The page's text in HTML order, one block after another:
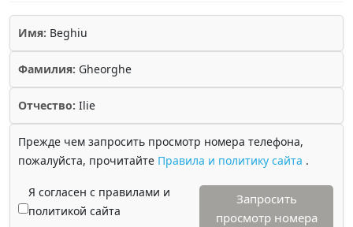
Имя: Beghiu
Фамилия: Gheorghe
Отчество: Ilie
Прежде чем запросить просмотр номера телефона,
пожалуйста, прочитайте Правила и политику сайта .
Я согласен с правилами и
политикой сайта
Запросить
просмотр номера